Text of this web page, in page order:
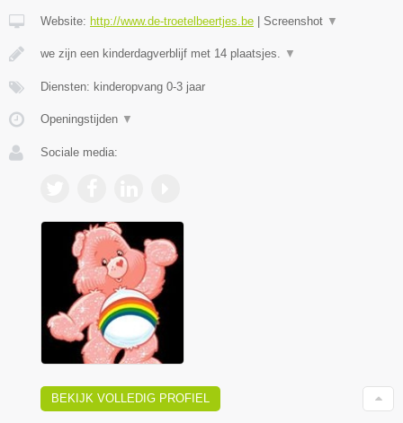
Website: http://www.de-troetelbeertjes.be Screenshot ▼
we zijn een kinderdagverblijf met 14 plaatsjes. ▼
Diensten: kinderopvang 0-3 jaar
Openingstijden ▼
Sociale media:
BEKIJK VOLLEDIG PROFIEL